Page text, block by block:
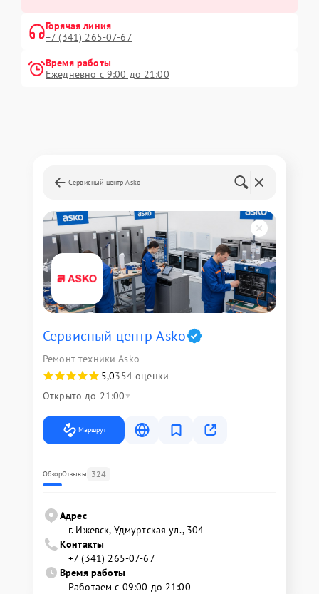
Горячая линия
+7 (341) 265-07-67
Время работы
Ежедневно с 9:00 до 21:00
Сервисный центр Asko
Сервисный центр Asko
Ремонт техники Asko
5,0354 оценки
Открыто до 21:00
Маршрут
ОбзорОтзывы 324
Адрес
г. Ижевск, Удмуртская ул., 304
Контакты
+7 (341) 265-07-67
Время работы
Работаем с 09:00 до 21:00